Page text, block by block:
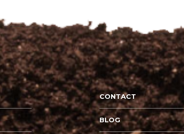
CONTACT
BLOG